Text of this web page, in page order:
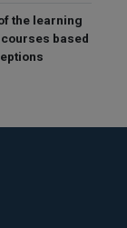
learning
based